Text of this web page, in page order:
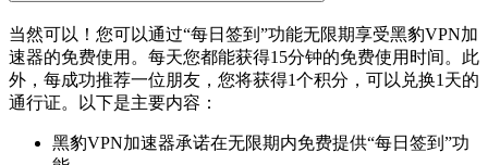
当然可以！您可以通过“每日签到”功能无限期享受黑豹VPN加
速器的免费使用。每天您都能获得15分钟的免费使用时间。此
外，每成功推荐一位朋友，您将获得1个积分，可以兑换1天的
通行证。以下是主要内容：
黑豹VPN加速器承诺在无限期内免费提供“每日签到”功